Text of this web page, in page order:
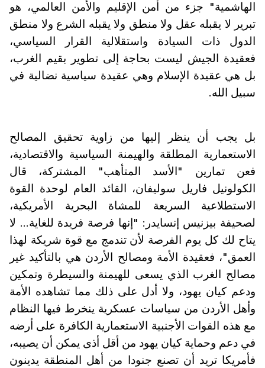
الهاشمية" جزء من أمن الإقليم والأمن العالمي، هو
تبرير لا يقبله عقل ولا منطق ولا يقبله الشرع ولا منطق
الدول ذات السيادة واستقلالية القرار السياسي،
فعقيدة الجيش ليست بحاجة إلى تطوير بقيم الغرب،
بل هي عقيدة الإسلام وهي عقيدة سياسية نضالية في
سبيل الله.
بل يجب أن ينظر إليها من زاوية تحقيق المصالح
الاستعمارية المطلقة والهيمنة السياسية والاقتصادية،
فعن تمارين "الأسد المتأهب" المشتركة، قال
الكولونيل فاريل سوليفان، القائد العام لوحدة القوة
الاستطلاعية السريعة للمشاة البحرية الأمريكية،
لصحيفة بيزنيس إنسايدر: "إنها فرصة فريدة للغاية... لا
يتاح لك كل يوم الفرصة لأن تندمج مع قوة شريكة لهذا
العمق"، فعقيدة الأمة ومصالح الأردن هي بالتأكيد غير
مصالح الغرب الذي يسعى للهيمنة والسيطرة وتمكين
ودعم كيان يهود، ولا أدل على ذلك مما تشاهده الأمة
وأهل الأردن من سياسات عسكرية ينخرط فيها النظام
مع هذه القوات الأجنبية الاستعمارية الكافرة على أرضه
في دعم وحماية كيان يهود من أقل أذى يمكن أن يصيبه،
فأمريكا تريد أن تصنع جنودا من أهل المنطقة يدينون